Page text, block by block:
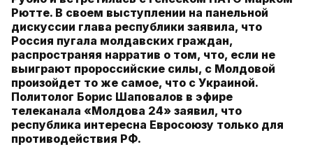
Рютте. В своем выступлении на панельной
дискуссии глава республики заявила, что
Россия пугала молдавских граждан,
распространяя нарратив о том, что, если не
выиграют пророссийские силы, с Молдовой
произойдет то же самое, что с Украиной.
Политолог Борис Шаповалов в эфире
телеканала «Молдова 24» заявил, что
республика интересна Евросоюзу только для
противодействия РФ.